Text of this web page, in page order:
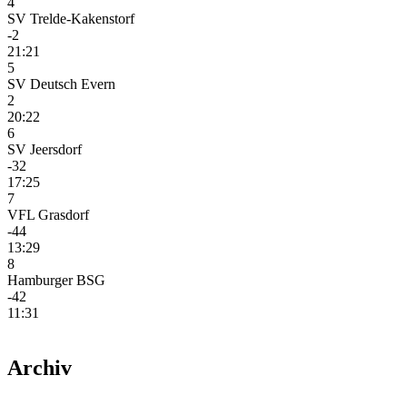
SV Trelde-Kakenstorf
-2
21:21
5
SV Deutsch Evern
2
20:22
6
SV Jeersdorf
-32
17:25
7
VFL Grasdorf
-44
13:29
8
Hamburger BSG
-42
11:31
Archiv